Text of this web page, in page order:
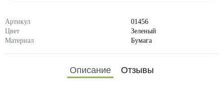
Артикул
01456
Цвет
Зеленый
Материал
Бумага
Описание Отзывы